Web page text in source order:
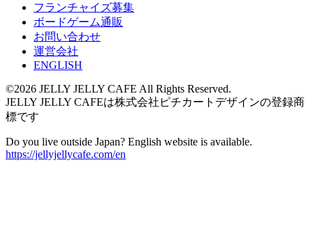
フランチャイズ募集
ボードゲーム通販
お問い合わせ
運営会社
ENGLISH
©2026 JELLY JELLY CAFE All Rights Reserved.
JELLY JELLY CAFEは株式会社ピチカートデザインの登録商
標です
Do you live outside Japan? English website is available.
https://jellyjellycafe.com/en